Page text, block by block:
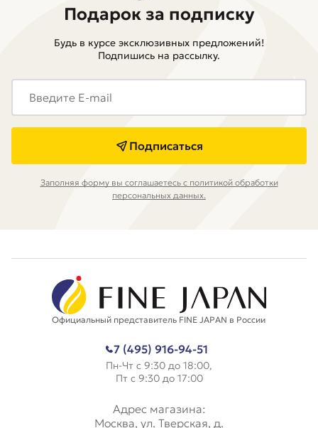
Подарок за подписку
Будь в курсе эксклюзивных предложений!
Подпишись на рассылку.
Подписаться
Заполняя форму вы соглашаетесь с политикой обработки
персональных данных.
Официальный представитель FINE JAPAN в России
7 (495) 916-94-51
Пн-Чт с 9:30 до 18:00,
Пт с 9:30 до 17:00
Адрес магазина:
Москва, ул. Тверская, д.